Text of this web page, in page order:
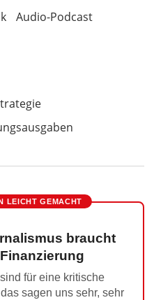
Audio-Podcast
LEICHT GEMACHT
braucht
für eine kritische
sagen uns sehr, sehr